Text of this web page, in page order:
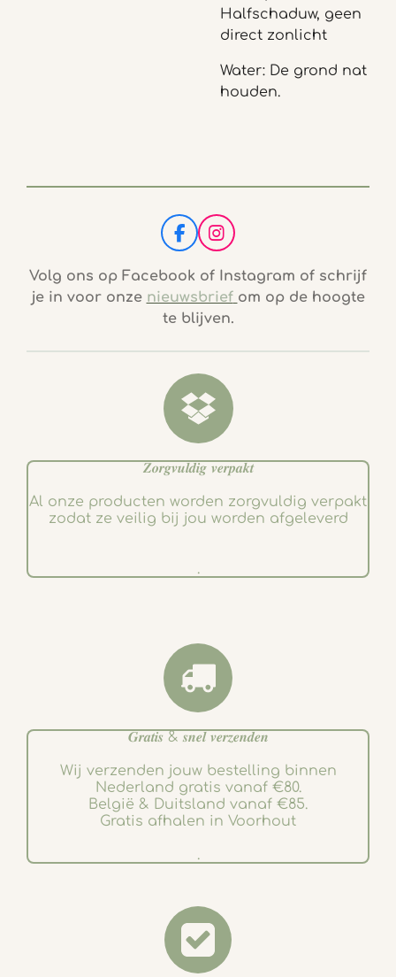
Halfschaduw, geen
direct zonlicht
Water: De grond nat
houden.
F
a
c
b
o
k
I
n
s
t
a
g
a
Volg ons op Facebook of Instagram of schrijf
je in voor onze nieuwsbrief om op de hoogte
te blijven.
𝒁𝒐𝒓𝒈𝒗𝒖𝒍𝒅𝒊𝒈 𝒗𝒆𝒓𝒑𝒂𝒌𝒕
Al onze producten worden zorgvuldig verpakt
zodat ze veilig bij jou worden afgeleverd
.
𝑮𝒓𝒂𝒕𝒊𝒔 & 𝒔𝒏𝒆𝒍 𝒗𝒆𝒓𝒛𝒆𝒏𝒅𝒆𝒏
Wij verzenden jouw bestelling binnen
Nederland gratis vanaf €80.
België & Duitsland vanaf €85.
Gratis afhalen in Voorhout
.